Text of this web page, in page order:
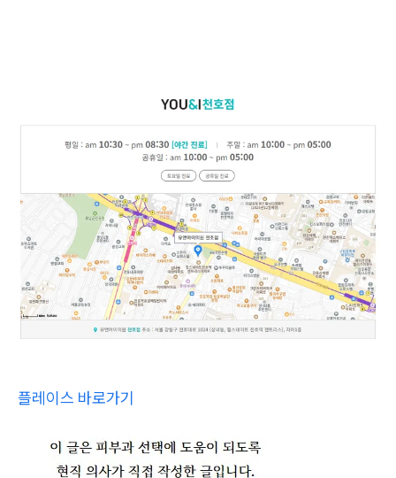
플레이스 바로가기